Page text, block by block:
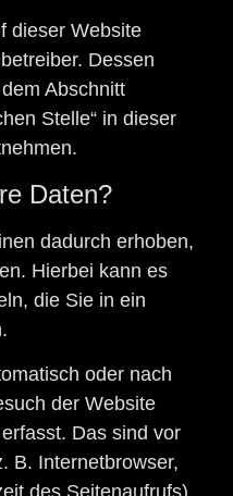
dieser Website
Dessen
Abschnitt
Stelle“ in dieser
Daten?
dadurch erhoben,
Hierbei kann es
die Sie in ein
oder nach
der Website
Das sind vor
B. Internetbrowser,